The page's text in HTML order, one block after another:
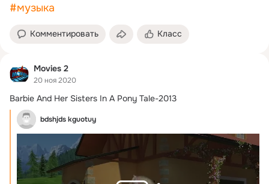
#музыка
Комментировать Класс
Movies 2
20 ноя 2020
Barbie And Her Sisters In A Pony Tale-2013
bdshjds kguotuy